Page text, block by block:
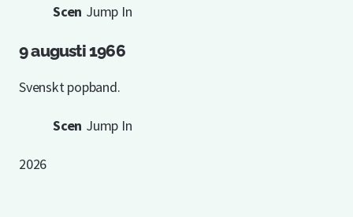
Scen Jump In
9 augusti 1966
Svenskt popband.
Scen Jump In
2026